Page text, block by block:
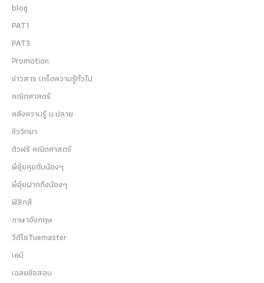
blog
PAT1
PAT3
Promotion
ข่าวสาร เกร็ดความรู้ทั่วไป
คณิตศาสตร์
คลังความรู้ ม.ปลาย
ชีววิทยา
ติวฟรี คณิตศาสตร์
พี่อุ๋ยคุยกับน้องๆ
พี่อุ๋ยฝากถึงน้องๆ
ฟิสิกส์
ภาษาอังกฤษ
วีดีโอTuemaster
เคมี
เฉลยข้อสอบ